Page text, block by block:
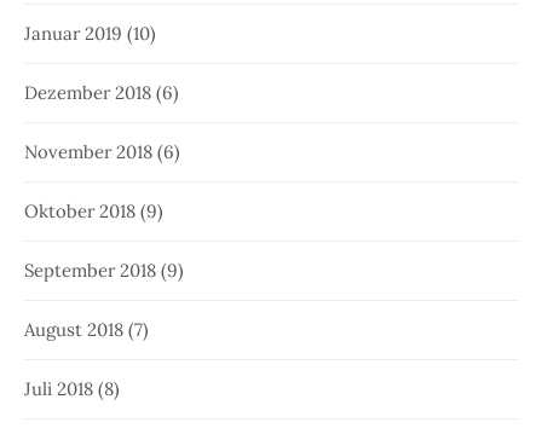
Januar 2019 (10)
Dezember 2018 (6)
November 2018 (6)
Oktober 2018 (9)
September 2018 (9)
August 2018 (7)
Juli 2018 (8)